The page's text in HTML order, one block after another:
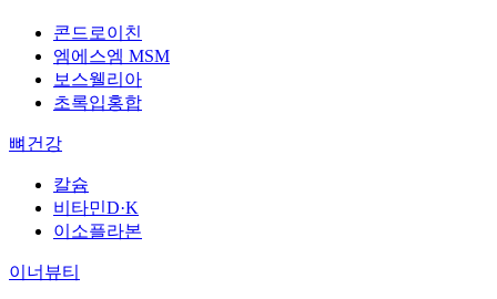
콘드로이친
엠에스엠 MSM
보스웰리아
초록입홍합
뼈건강
칼슘
비타민D·K
이소플라본
이너뷰티